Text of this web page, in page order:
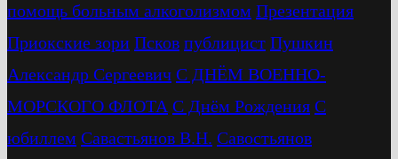
помощь больным алкоголизмом Презентация
Приокские зори Псков публицист Пушкин
Александр Сергеевич С ДНЁМ ВОЕННО-
МОРСКОГО ФЛОТА С Днём Рождения С
юбиллем Савастьянов В.Н. Савостьянов